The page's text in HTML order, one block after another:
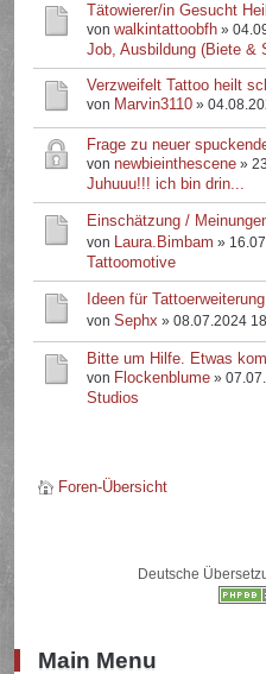
Tätowierer/in Gesucht
vonwalkintattoobfh »
Job, Ausbildung (Biete &
Verzweifelt Tattoo heilt
von Marvin3110 »
Frage zu neuer
vonnewbieinthescene »
Juhuuu!!! ich bin drin...
Einschätzung /
von Laura.Bimbam »
Tattoomotive
Ideen für Tattoerweiterung
vonSephx » 08.07.2024
Bitte um Hilfe. Etwas
von Flockenblume »
Studios
Foren-Übersicht
Deutsche
Main Menu